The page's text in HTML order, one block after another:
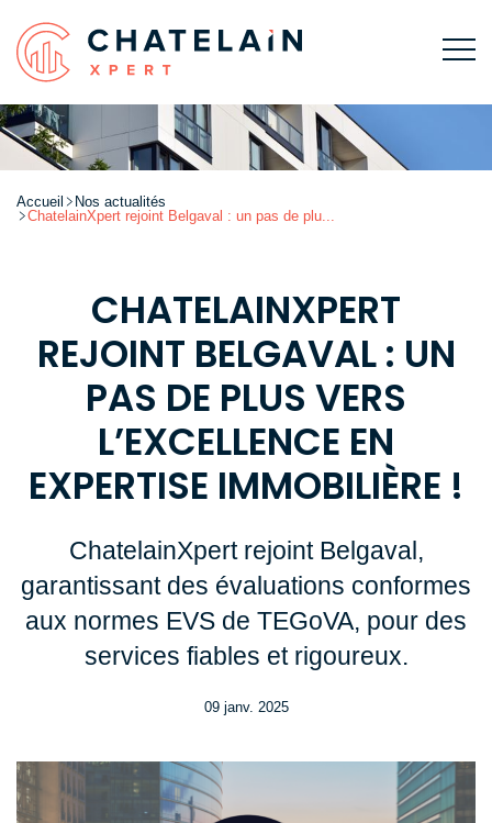
Accueil
Nos actualités
ChatelainXpert rejoint Belgaval : un pas de plu...
CHATELAINXPERT
REJOINT BELGAVAL : UN
PAS DE PLUS VERS
L’EXCELLENCE EN
EXPERTISE IMMOBILIÈRE !
ChatelainXpert rejoint Belgaval,
garantissant des évaluations conformes
aux normes EVS de TEGoVA, pour des
services fiables et rigoureux.
09 janv. 2025